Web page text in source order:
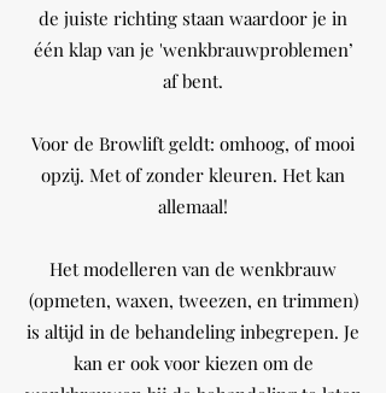
de juiste richting staan waardoor je in
één klap van je 'wenkbrauwproblemen’
af bent.
Voor de Browlift geldt: omhoog, of mooi
opzij. Met of zonder kleuren. Het kan
allemaal!
Het modelleren van de wenkbrauw
(opmeten, waxen, tweezen, en trimmen)
is altijd in de behandeling inbegrepen. Je
kan er ook voor kiezen om de